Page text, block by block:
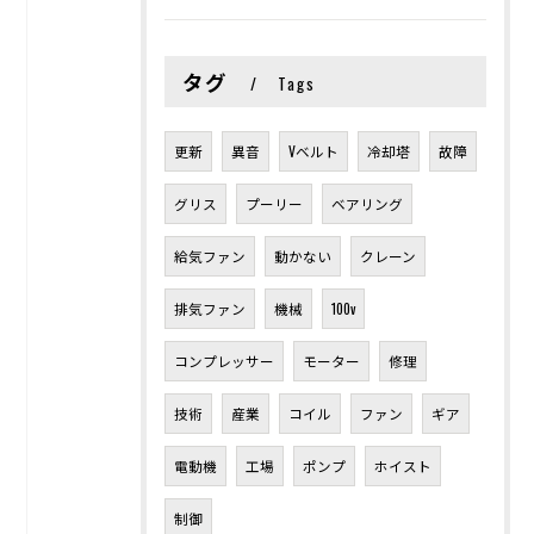
タグ Tags
更新 異音 Vベルト 冷却塔 故障
グリス プーリー ベアリング
給気ファン 動かない クレーン
排気ファン 機械 100v
コンプレッサー モーター 修理
技術 産業 コイル ファン ギア
電動機 工場 ポンプ ホイスト
制御